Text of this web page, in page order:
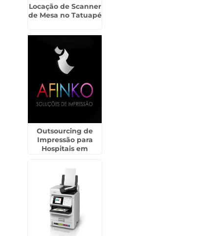
Locação de Scanner
de Mesa no Tatuapé
Outsourcing de
Impressão para
Hospitais em